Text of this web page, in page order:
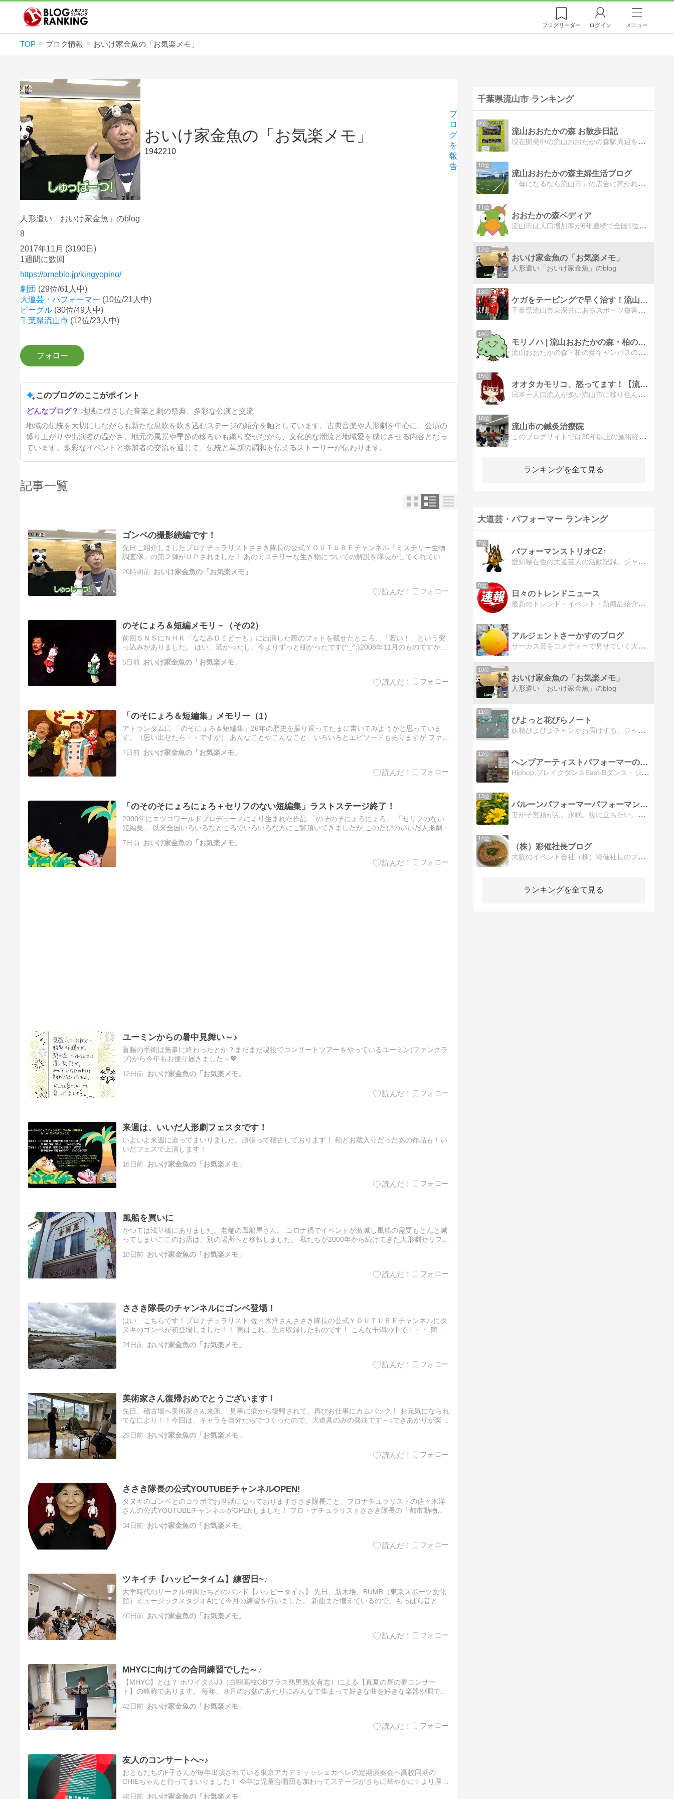
ブログリーダー ログイン メニュー
TOP ブログ情報 おいけ家金魚の「お気楽メモ」
おいけ家金魚の「お気楽メモ」
1942210
ブ
ロ
グ
を
報
告
人形遣い「おいけ家金魚」のblog
8
2017年11月 (3190日)
1週間に数回
https://ameblo.jp/kingyopino/
劇団 (29位/61人中)
大道芸・パフォーマー (10位/21人中)
ビーグル (30位/49人中)
千葉県流山市 (12位/23人中)
このブログのここがポイント
地域に根ざした音楽と劇の祭典、多彩な公演と交流
地域の伝統を大切にしながらも新たな息吹を吹き込むステージの紹介を軸としています。古典音楽や人形劇を中心に、公演の
盛り上がりや出演者の温かさ、地元の風景や季節の移ろいも織り交ぜながら、文化的な潮流と地域愛を感じさせる内容となっ
ています。多彩なイベントと参加者の交流を通じて、伝統と革新の調和を伝えるストーリーが伝わります。
記事一覧
ゴンベの撮影続編です！
先日ご紹介しましたプロナチュラリストささき隊長の公式ＹＯＵＴＵＢＥチャンネル「ミステリー生物
調査隊」の第２弾がＵＰされました！ あのミステリーな生き物についての解説を隊長がしてくれていま
20時間前 おいけ家金魚の「お気楽メモ」
のそにょろ＆短編メモリ－（その2）
前回ＳＮＳにＮＨＫ「ななみＤＥどーも」に出演した際のフォトを載せたところ、「若い！」という突
っ込みがありました。 はい、若かったし、今よりずっと細かったです(^_^;)2008年11月のものですか
5日前 おいけ家金魚の「お気楽メモ」
「のそにょろ＆短編集」メモリー（1）
アトランダムに 「のそにょろ＆短編集」26年の歴史を振り返ってたまに書いてみようかと思っていま
す。（思い出せたら・・ですが） あんなことやこんなこと、いろいろとエピソードもありますが ファー
7日前 おいけ家金魚の「お気楽メモ」
「のそのそにょろにょろ＋セリフのない短編集」ラストステージ終了！
2000年にエツコワールドプロデュースにより生まれた作品 「のそのそにょろにょろ」 「セリフのない
短編集」 以来全国いろいろなところでいろいろな方にご覧頂いてきましたが このたびのいいだ人形劇フ
7日前 おいけ家金魚の「お気楽メモ」
ユーミンからの暑中見舞い～♪
盲腸の手術は無事に終わったとか？まだまだ現役でコンサートツアーをやっているユーミン(ファンクラ
ブ)から今年もお便り届きました～💖
12日前 おいけ家金魚の「お気楽メモ」
来週は、いいだ人形劇フェスタです！
いよいよ来週に迫ってまいりました。頑張って稽古しております！ 殆どお蔵入りだったあの作品も！い
いだフェスで上演します！
16日前 おいけ家金魚の「お気楽メモ」
風船を買いに
かつては浅草橋にありました。老舗の風船屋さん。 コロナ禍でイベントが激減し風船の需要もとんと減
ってしまいここのお店は、別の場所へと移転しました。 私たちが2000年から続けてきた人形劇セリフの
18日前 おいけ家金魚の「お気楽メモ」
ささき隊長のチャンネルにゴンベ登場！
はい、こちらです！プロナチュラリスト 佐々木洋さんささき隊長の公式ＹＯＵＴＵＢＥチャンネルにタ
ヌキのゴンベが初登場しました！！ 実はこれ、先月収録したものです！ こんな干潟の中で・・・ 簡易
24日前 おいけ家金魚の「お気楽メモ」
美術家さん復帰おめでとうございます！
先日、稽古場へ美術家さん来所。 見事に病から復帰されて、再びお仕事にカムバック！ お元気になられ
てなにより！！今回は、キャラを自分たちでつくったので、大道具のみの発注です～♪できあがりが楽し
29日前 おいけ家金魚の「お気楽メモ」
ささき隊長の公式YOUTUBEチャンネルOPEN!
タヌキのゴンベとのコラボでお世話になっておりますささき隊長こと、プロナチュラリストの佐々木洋
さんの公式YOUTUBEチャンネルがOPENしました！ プロ・ナチュラリストささき隊長の「都市動物た
34日前 おいけ家金魚の「お気楽メモ」
ツキイチ【ハッピータイム】練習日~♪
大学時代のサークル仲間たちとのバンド【ハッピータイム】 先日、新木場、BUMB（東京スポーツ文化
館）ミュージックスタジオAにて今月の練習を行いました。 新曲また増えているので、もっぱら音とり
40日前 おいけ家金魚の「お気楽メモ」
MHYCに向けての合同練習でした～♪
【MHYC】とは？ ホワイタルJJ（白鴎高校OBブラス熟男熟女有志）による【真夏の昼の夢コンサー
ト】の略称であります。 毎年、８月のお盆のあたりにみんなで集まって好きな曲を好きな楽器や唄でコ
42日前 おいけ家金魚の「お気楽メモ」
友人のコンサートへ~♪
おともだちのF子さんが毎年出演されている東京アカデミッッシェカペレの定期演奏会へ高校同期の
CHIEちゃんと行ってまいりました！ 今年は児童合唱団も加わってステージがさらに華やかに✨より厚み
48日前 おいけ家金魚の「お気楽メモ」
千葉県流山市 ランキング
9位
流山おおたかの森 お散歩日記
現在開発中の流山おおたかの森駅周辺を散歩中に気づいたことを不定期に紹介していこうと思います。
10位
流山おおたかの森主婦生活ブログ
「母になるなら流山市」の広告に惹かれ、2011年に流山おおたかの森へ引っ越してきました。流山おおたかの森の周辺情報などをジャンルにこだわらず、お届けしていきた…
11位
おおたかの森ペディア
流山市は人口増加率が6年連続で全国1位に輝き、興味を持たれている方に向けた流山おおたかの森の魅力を発信するブログです。おおたかの森の住人「こたか」と近隣地域を散策してみましょう。楽しんでいただけるよう絵本のようなスタイルでお届けします。
12位
おいけ家金魚の「お気楽メモ」
人形遣い「おいけ家金魚」のblog
13位
ケガをテーピングで早く治す！流山市東深井・ひがしふかい整骨院
千葉県流山市東深井にあるスポーツ傷害、スポーツテーピング、交通事故の専門治療院「ひがしふかい整骨院」です。院長は社会人アメフトチームのトレーナーとして活躍中
14位
モリノハ | 流山おおたかの森・柏の葉キャンパス情報ブログ
流山おおたかの森・柏の葉キャンパスの地域メディア『モリノハ』公式アカウントです♪新規オープン店舗まとめ/飲食店/カフェ/ランチ/美容室/エステ/スーパー/ドラッグストア/病院/地域イベント/お出かけ情報
15位
オオタカモリコ、怒ってます！【流山おおたかの森 自治会日記】
日本一人口流入が多い流山市に移り住んで、◎◎年。ご近所のハイソな人と楽しい主婦生活！と思っていたら、なんと長老が支配する自治会に！さてさて、どうなる？
16位
流山市の鍼灸治療院
このブログサイトでは30年以上の施術経験を持つ院長が相談の多い症状や当院の施術で効果的であると考えられる症状についてまとめています。地域の皆様のお役に立てればと思い作成しましたのでぜひご活用ください。
ランキングを全て見る
大道芸・パフォーマー ランキング
7位
パフォーマンストリオCZ↑
愛知県在住の大道芸人の活動記録。ジャグリング、マジック、フラフープが中心のパフォーマンスをしています。
8位
日々のトレンドニュース
最新のトレンド・イベント・新商品紹介などを日々更新しています。
9位
アルジェントさーかすのブログ
サーカス芸をコメディーで見せていく大道芸ユニット『アルジェントさーかす』のGEN（ジェン）が運営するブログです。ブログでは活動報告・パフォーマー育成・大道芸やパフォーマンスに関する様々な情報を発信しています。
10位
おいけ家金魚の「お気楽メモ」
人形遣い「おいけ家金魚」のblog
11位
ぴよっと花びらノート
妖精ぴよぴよチャンがお届けする、ジャグリングを楽しむ人のためのアイデア手帖。
12位
ヘンブアーティストパフォーマーのりんご
Hiphop,ブレイクダンスEast-Bダンス・ジャグリング・マジックなどを取り入れたのりんごの世界にようこそ
13位
バルーンパフォーマーパフォーマンタロウ
妻が子宮頚がん。永眠。役に立ちたい。彼女の夢を受け継ぐためのブログ。忘れないために書き綴った当時の闘病ブログをこちらに少しづつ書いていきます。
14位
（株）彩催社長ブログ
大阪のイベント会社（株）彩催社長のブログ所属パフォマーやお世話になった仕事の事など肩のこらないお話をのせてゆきます
ランキングを全て見る